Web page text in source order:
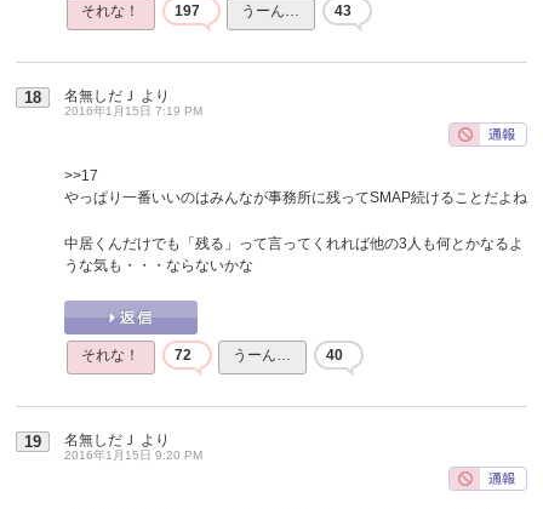
それな！ 197 うーん… 43
18 名無しだＪ より
2016年1月15日 7:19 PM
>>17
やっぱり一番いいのはみんなが事務所に残ってSMAP続けることだよね
中居くんだけでも「残る」って言ってくれれば他の3人も何とかなるよ
うな気も・・・ならないかな
それな！ 72 うーん… 40
19 名無しだＪ より
2016年1月15日 9:20 PM